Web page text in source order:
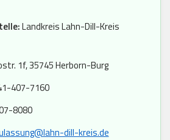
Landkreis Lahn-Dill-Kreis
1f, 35745 Herborn-Burg
407-7160
8080
dill-kreis.de